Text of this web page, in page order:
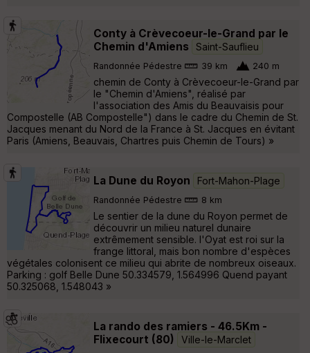
Conty à Crèvecoeur-le-Grand par le
Chemin d'Amiens
Saint-Sauflieu
Randonnée Pédestre 39 km 240 m
chemin de Conty à Crèvecoeur-le-Grand par
le "Chemin d'Amiens", réalisé par
l'association des Amis du Beauvaisis pour
Compostelle (AB Compostelle") dans le cadre du Chemin de St.
Jacques menant du Nord de la France à St. Jacques en évitant
Paris (Amiens, Beauvais, Chartres puis Chemin de Tours) »
La Dune du Royon Fort-Mahon-Plage
Randonnée Pédestre 8 km
Le sentier de la dune du Royon permet de
découvrir un milieu naturel dunaire
extrêmement sensible. l'Oyat est roi sur la
frange littoral, mais bon nombre d'espèces
végétales colonisent ce milieu qui abrite de nombreux oiseaux.
Parking : golf Belle Dune 50.334579, 1.564996 Quend payant
50.325068, 1.548043 »
La rando des ramiers - 46.5Km -
Flixecourt (80)
Ville-le-Marclet